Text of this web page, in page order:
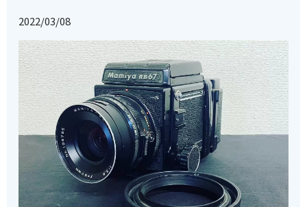
2022/03/08